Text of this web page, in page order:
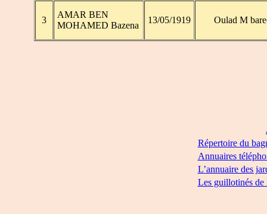
3
AMAR BEN
MOHAMED Bazena
13/05/1919 Oulad M
Répertoire du
Annuaires
L’annuaire des
Les guillotinés de